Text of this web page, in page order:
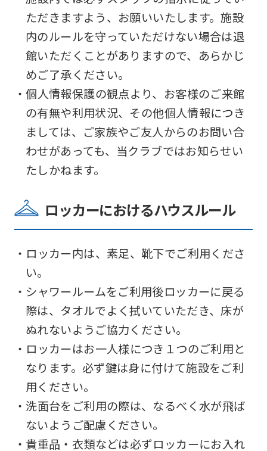
ただきますよう、お願いいたします。施設
内のルールを守っていただけない場合は退
館いただくことがありますので、あらかじ
めご了承ください。
・個人情報保護の観点より、お客様のご来館
の有無や利用状況、その他個人情報につき
ましては、ご家族やご友人からのお問い合
わせがあっても、当クラブではお知らせい
たしかねます。
ロッカーにおけるハウスルール
・ロッカー内は、素足、靴下でご利用くださ
い。
・シャワールームをご利用後ロッカーに戻る
際は、タオルでよく拭いていただき、床が
ぬれないようご協力ください。
・ロッカーはお一人様につき１つのご利用と
なります。必ず鍵は身に付けて施設をご利
用ください。
・洗面台をご利用の際は、なるべく水が飛ば
ないようご配慮ください。
・貴重品・衣類などは必ずロッカーにお入れ